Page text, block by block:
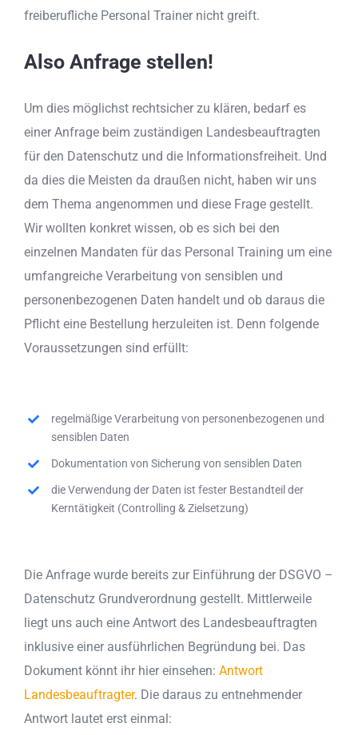
freiberufliche Personal Trainer nicht greift.
Also Anfrage stellen!
Um dies möglichst rechtsicher zu klären, bedarf es
einer Anfrage beim zuständigen Landesbeauftragten
für den Datenschutz und die Informationsfreiheit. Und
da dies die Meisten da draußen nicht, haben wir uns
dem Thema angenommen und diese Frage gestellt.
Wir wollten konkret wissen, ob es sich bei den
einzelnen Mandaten für das Personal Training um eine
umfangreiche Verarbeitung von sensiblen und
personenbezogenen Daten handelt und ob daraus die
Pflicht eine Bestellung herzuleiten ist. Denn folgende
Voraussetzungen sind erfüllt:
regelmäßige Verarbeitung von personenbezogenen und
sensiblen Daten
Dokumentation von Sicherung von sensiblen Daten
die Verwendung der Daten ist fester Bestandteil der
Kerntätigkeit (Controlling & Zielsetzung)
Die Anfrage wurde bereits zur Einführung der DSGVO –
Datenschutz Grundverordnung gestellt. Mittlerweile
liegt uns auch eine Antwort des Landesbeauftragten
inklusive einer ausführlichen Begründung bei. Das
Dokument könnt ihr hier einsehen: Antwort
Landesbeauftragter. Die daraus zu entnehmender
Antwort lautet erst einmal: